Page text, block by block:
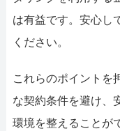
は有益です。安心し
ください。
これらのポイントを
な契約条件を避け、
環境を整えることが